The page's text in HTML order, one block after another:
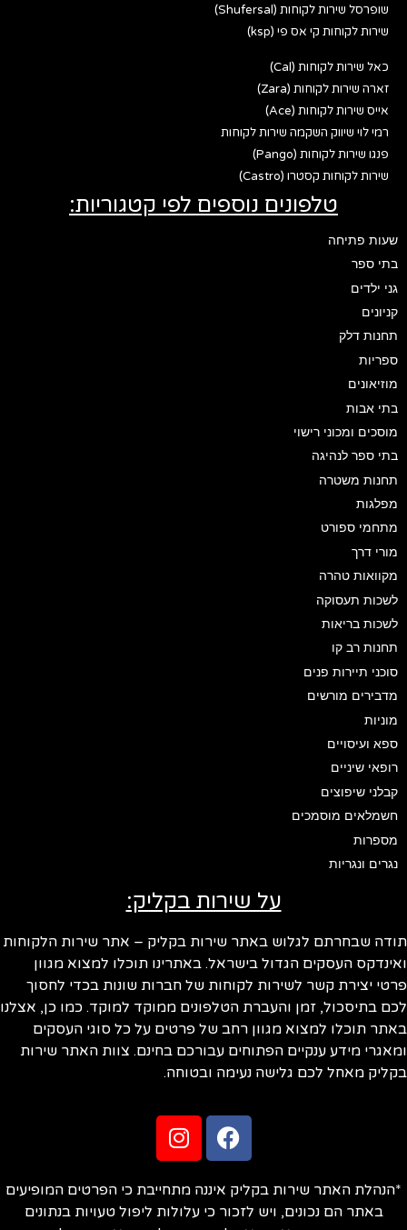
שופרסל שירות לקוחות (Shufersal)
שירות לקוחות קי אס פי (ksp)
כאל שירות לקוחות (Cal)
זארה שירות לקוחות (Zara)
אייס שירות לקוחות (Ace)
רמי לוי שיווק השקמה שירות לקוחות
פנגו שירות לקוחות (Pango)
שירות לקוחות קסטרו (Castro)
טלפונים נוספים לפי קטגוריות:
שעות פתיחה
בתי ספר
גני ילדים
קניונים
תחנות דלק
ספריות
מוזיאונים
בתי אבות
מוסכים ומכוני רישוי
בתי ספר לנהיגה
תחנות משטרה
מפלגות
מתחמי ספורט
מורי דרך
מקוואות טהרה
לשכות תעסוקה
לשכות בריאות
תחנות רב קו
סוכני תיירות פנים
מדבירים מורשים
מוניות
ספא ועיסויים
רופאי שיניים
קבלני שיפוצים
חשמלאים מוסמכים
מספרות
נגרים ונגריות
על שירות בקליק:
שבחרתם לגלוש באתר שירות בקליק – אתר שירות הלקוחות
העסקים הגדול בישראל. באתרינו תוכלו למצוא מגוון
יצירת קשר לשירות לקוחות של חברות שונות בכדי לחסוך
בתיסכול, זמן והעברת הטלפונים ממוקד למוקד. כמו כן, אצלנו
תוכלו למצוא מגוון רחב של פרטים על כל סוגי העסקים
מידע ענקיים הפתוחים עבורכם בחינם. צוות האתר שירות
מאחל לכם גלישה נעימה ובטוחה.
האתר שירות בקליק איננה מתחייבת כי הפרטים המופיעים
באתר הם נכונים, ויש לזכור כי עלולות ליפול טעויות בנתונים